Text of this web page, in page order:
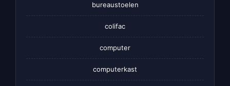
bureaustoelen
colifac
computer
computerkast